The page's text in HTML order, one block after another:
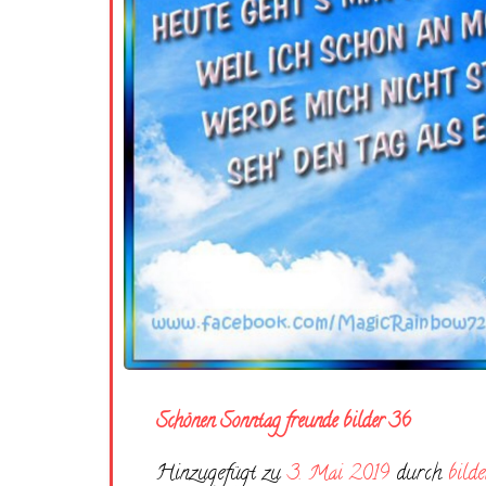
Schönen Sonntag freunde bilder 36
Hinzugefügt zu3. Mai 2019 durch